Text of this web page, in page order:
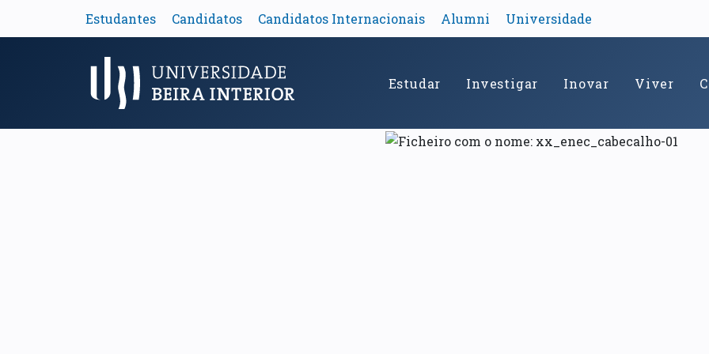
Estudantes Candidatos Candidatos Internacionais Alumni Universidade
Menu Principal Estudar Investigar Inovar Viver